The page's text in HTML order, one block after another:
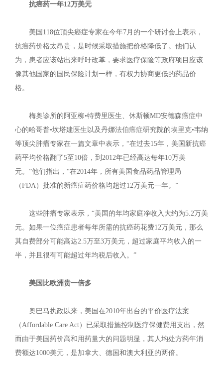
抗癌药一年12万美元
美国118位顶尖癌症专家在今年7月的一个研讨会上表示，
抗癌药价格太昂贵，是时候采取措施把价格降低了。他们认
为，患者应该站出来呼吁改革，要求医疗保险等政府项目应该
像其他国家的国民保险计划一样，有权力协商更低的药品价
格。
梅奥诊所的阿亚柳•特费里医生、休斯顿MD安德森癌症中
心的哈哥普•坎塔建医生以及丹娜法伯癌症研究院的埃里克•韦纳
等顶尖肿瘤专家在一篇文章中表示，“在过去15年，美国新抗癌
药平均价格翻了5至10倍，到2012年已经高达每年10万美
元。”他们指出，“在2014年，所有美国食品药品管理局
（FDA）批准的新癌症药价格均超过12万美元一年。”
这些肿瘤专家表示，“美国的年均家庭净收入大约为5.2万美
元。如果一位癌症患者每年所需的抗癌药花费12万美元，那么
其自费部分可能高达2.5万至3万美元，超过家庭平均收入的一
半，并且很有可能超过年均税后收入。”
美国比欧洲贵一倍多
奥巴马执政以来，美国在2010年出台的平价医疗法案
（Affordable Care Act）已采取措施控制医疗保健费用支出，然
而由于美国药价高和用药量大的问题明显，其人均处方药年消
费额达1000美元，是加拿大、德国和澳大利亚的两倍。